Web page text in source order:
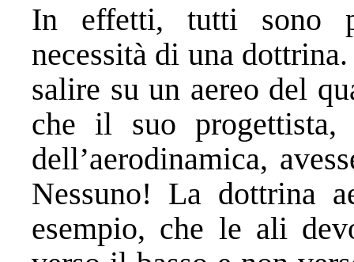
In effetti, tutti sono
necessità di una
salire su un aereo del
che il suo progettista,
dell’aerodinamica,
Nessuno! La dottrina
esempio, che le ali